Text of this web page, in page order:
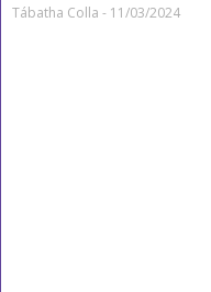
Tábatha Colla 11/03/2024